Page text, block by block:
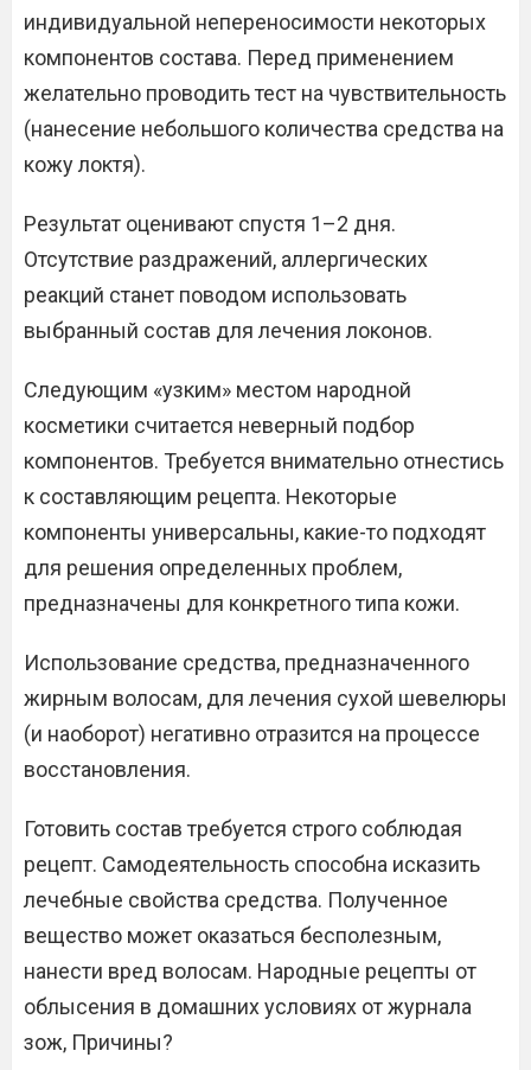
индивидуальной непереносимости некоторых
компонентов состава. Перед применением
желательно проводить тест на чувствительность
(нанесение небольшого количества средства на
кожу локтя).
Результат оценивают спустя 1–2 дня.
Отсутствие раздражений, аллергических
реакций станет поводом использовать
выбранный состав для лечения локонов.
Следующим «узким» местом народной
косметики считается неверный подбор
компонентов. Требуется внимательно отнестись
к составляющим рецепта. Некоторые
компоненты универсальны, какие-то подходят
для решения определенных проблем,
предназначены для конкретного типа кожи.
Использование средства, предназначенного
жирным волосам, для лечения сухой шевелюры
(и наоборот) негативно отразится на процессе
восстановления.
Готовить состав требуется строго соблюдая
рецепт. Самодеятельность способна исказить
лечебные свойства средства. Полученное
вещество может оказаться бесполезным,
нанести вред волосам. Народные рецепты от
облысения в домашних условиях от журнала
зож, Причины?